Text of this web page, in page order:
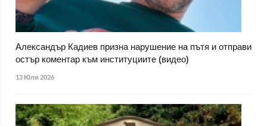
Александър Кадиев призна нарушение на пътя и отправи
остър коментар към институциите (видео)
13 Юли 2026